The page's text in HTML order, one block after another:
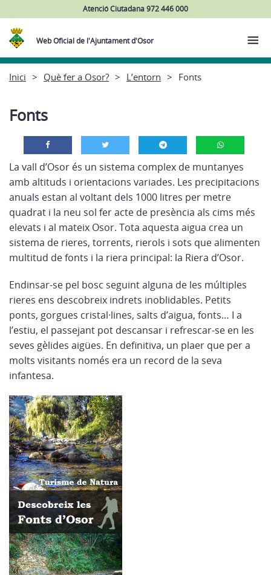
Atenció Ciutadana 972 446 000
Web Oficial de l'Ajuntament d'Osor
Inici Què fer a Osor? L’entorn Fonts
Fonts
La vall d’Osor és un sistema complex de muntanyes
amb altituds i orientacions variades. Les precipitacions
anuals estan al voltant dels 1000 litres per metre
quadrat i la neu sol fer acte de presència als cims més
elevats i al mateix Osor. Tota aquesta aigua crea un
sistema de rieres, torrents, rierols i sots que alimenten
multitud de fonts i la riera principal: la Riera d’Osor.
Endinsar-se pel bosc seguint alguna de les múltiples
rieres ens descobreix indrets inoblidables. Petits
ponts, gorgues cristal·lines, salts d’aigua, fonts… I a
l’estiu, el passejant pot descansar i refrescar-se en les
seves gèlides aigües. En definitiva, un plaer que per a
molts visitants només era un record de la seva
infantesa.